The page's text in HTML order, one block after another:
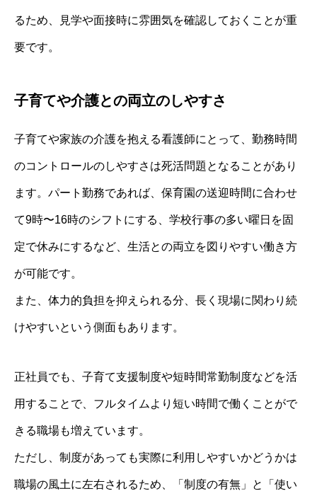
るため、見学や面接時に雰囲気を確認しておくことが重
要です。
子育てや介護との両立のしやすさ
子育てや家族の介護を抱える看護師にとって、勤務時間
のコントロールのしやすさは死活問題となることがあり
ます。パート勤務であれば、保育園の送迎時間に合わせ
て9時〜16時のシフトにする、学校行事の多い曜日を固
定で休みにするなど、生活との両立を図りやすい働き方
が可能です。
また、体力的負担を抑えられる分、長く現場に関わり続
けやすいという側面もあります。
正社員でも、子育て支援制度や短時間常勤制度などを活
用することで、フルタイムより短い時間で働くことがで
きる職場も増えています。
ただし、制度があっても実際に利用しやすいかどうかは
職場の風土に左右されるため、「制度の有無」と「使い